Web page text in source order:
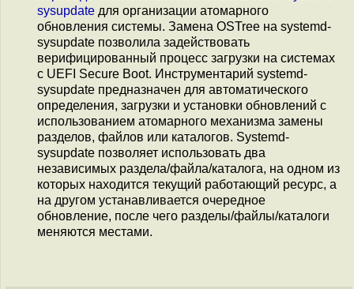
sysupdate для организации атомарного
обновления системы. Замена OSTree на systemd-
sysupdate позволила задействовать
верифицированный процесс загрузки на системах
с UEFI Secure Boot. Инструментарий systemd-
sysupdate предназначен для автоматического
определения, загрузки и установки обновлений с
использованием атомарного механизма замены
разделов, файлов или каталогов. Systemd-
sysupdate позволяет использовать два
независимых раздела/файла/каталога, на одном из
которых находится текущий работающий ресурс, а
на другом устанавливается очередное
обновление, после чего разделы/файлы/каталоги
меняются местами.